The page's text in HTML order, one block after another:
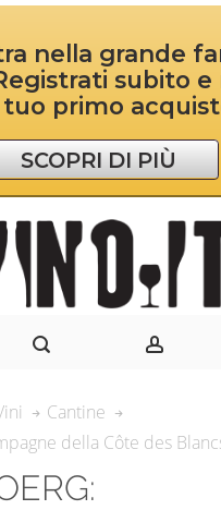
nella grande
subito e
primo
SCOPRI DI PIÙ
Cantine
della Côte des